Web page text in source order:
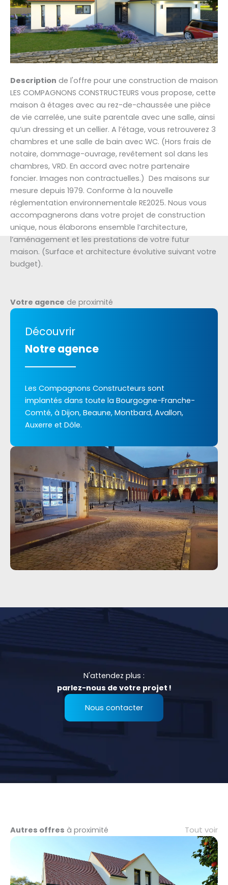
Description de l'offre pour une construction de maison
LES COMPAGNONS CONSTRUCTEURS vous propose, cette
maison à étages avec au rez-de-chaussée une pièce
de vie carrelée, une suite parentale avec une salle, ainsi
qu’un dressing et un cellier. A l’étage, vous retrouverez 3
chambres et une salle de bain avec WC. (Hors frais de
notaire, dommage-ouvrage, revêtement sol dans les
chambres, VRD. En accord avec notre partenaire
foncier. Images non contractuelles.) Des maisons sur
mesure depuis 1979. Conforme à la nouvelle
réglementation environnementale RE2025. Nous vous
accompagnerons dans votre projet de construction
unique, nous élaborons ensemble l’architecture,
l’aménagement et les prestations de votre futur
maison. (Surface et architecture évolutive suivant votre
budget).
Votre agence de proximité
Découvrir
Notre agence
Les Compagnons Constructeurs sont
implantés dans toute la Bourgogne-Franche-
Comté, à Dijon, Beaune, Montbard, Avallon,
Auxerre et Dôle.
N'attendez plus :
parlez-nous de votre projet !
Nous contacter
Autres offres à proximité Tout voir